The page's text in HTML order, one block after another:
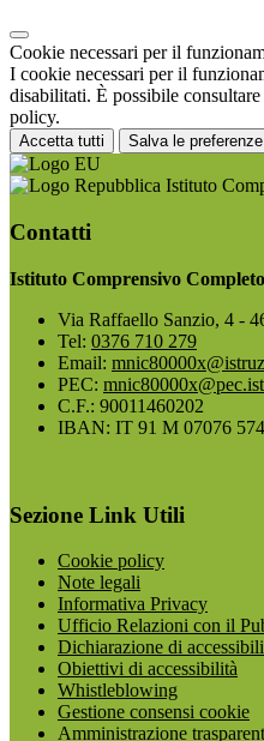
Cookie necessari per il
I cookie necessari per il
disabilitati. È possibile
policy.
Accetta tutti Salva le preferenze
Istituto
Contatti
Istituto Comprensivo
Via Raffaello Sanzio, 4 -
Tel: 0376 710 279
Email:
PEC:
C.F.: 90011460202
IBAN: IT 91 M 07076
Sezione Link Utili
Cookie policy
Note legali
Informativa Privacy
Ufficio Relazioni con il
Dichiarazione di
Obiettivi di accessibilità
Whistleblowing
Gestione consensi cookie
Amministrazione